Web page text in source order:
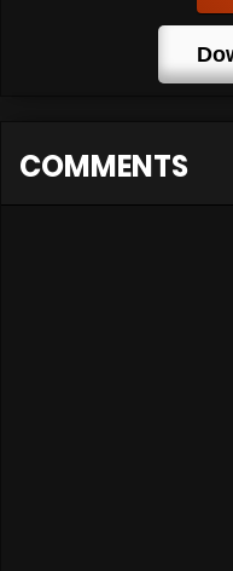
COMMENTS